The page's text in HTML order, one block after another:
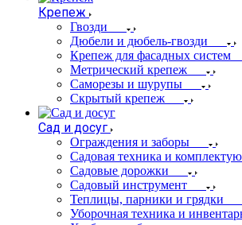
Крепеж
Гвозди
Дюбели и дюбель-гвозди
Крепеж для фасадных систем
Метрический крепеж
Саморезы и шурупы
Скрытый крепеж
Сад и досуг
Ограждения и заборы
Садовая техника и
Садовые дорожки
Садовый инструмент
Теплицы, парники и грядки
Уборочная техника и